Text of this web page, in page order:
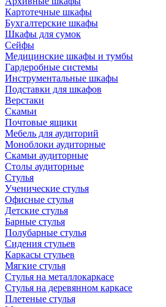
Картотечные шкафы
Бухгалтерские шкафы
Шкафы для сумок
Сейфы
Медицинские шкафы и тумбы
Гардеробные системы
Инструментальные шкафы
Подставки для шкафов
Верстаки
Скамьи
Почтовые ящики
Мебель для аудиторий
Моноблоки аудиторные
Скамьи аудиторные
Столы аудиторные
Стулья
Ученические стулья
Офисные стулья
Детские стулья
Барные стулья
Полубарные стулья
Сидения стульев
Каркасы стульев
Мягкие стулья
Стулья на металлокаркасе
Стулья на деревянном каркасе
Плетеные стулья